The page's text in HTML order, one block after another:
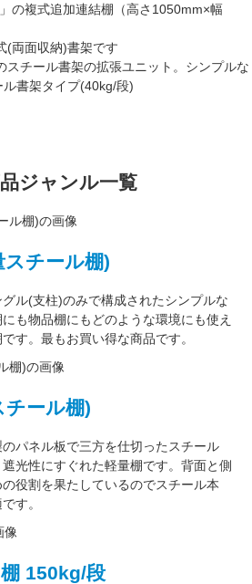
の複式追加連結棚（高さ1050mm×幅
(両面収納)書架です
スチール書架の拡張ユニット。シンプルな
書架タイプ(40kg/段)
ジャンル一覧
チール棚)
グル(支柱)のみで構成されたシンプルな
も物品棚にもどのような環境にも使え
す。最もお買い得な商品です。
チール棚)
のパネル板で三方を仕切った スチール
光性にすぐれた軽量棚です。背面と側
役割を果たしているのでスチール本
す。
150kg/段